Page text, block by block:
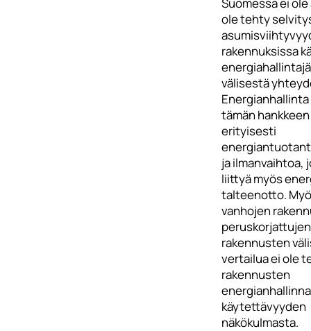
ole tehty
rakennuksissa
välisestä
tämän
erityisesti
ja ilmanvaihtoa,
liittyä myös
talteenotto.
vanhojen
rakennusten
vertailua ei ole
rakennusten
käytettävyyden
näkökulmasta.